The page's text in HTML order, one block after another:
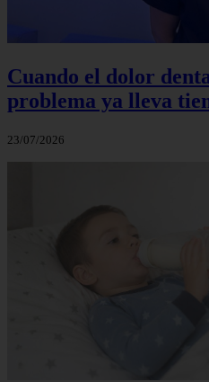
Cuando el dolor
problema ya lleva
23/07/2026